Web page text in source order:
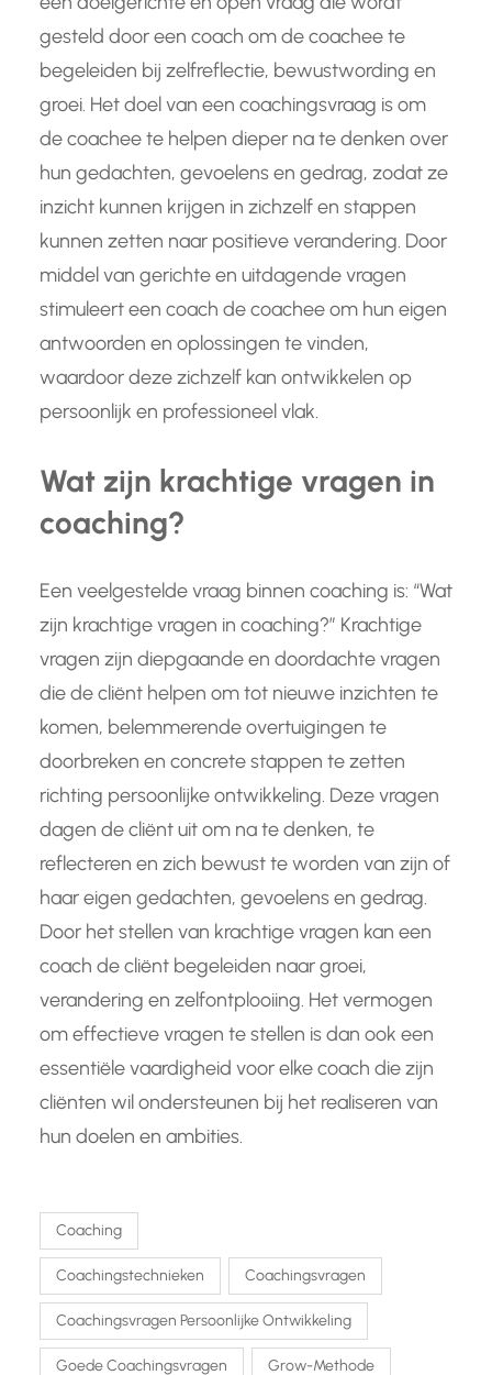
gesteld door een coach om de coachee te
begeleiden bij zelfreflectie, bewustwording en
groei. Het doel van een coachingsvraag is om
de coachee te helpen dieper na te denken over
hun gedachten, gevoelens en gedrag, zodat ze
inzicht kunnen krijgen in zichzelf en stappen
kunnen zetten naar positieve verandering. Door
middel van gerichte en uitdagende vragen
stimuleert een coach de coachee om hun eigen
antwoorden en oplossingen te vinden,
waardoor deze zichzelf kan ontwikkelen op
persoonlijk en professioneel vlak.
Wat zijn krachtige vragen in
coaching?
Een veelgestelde vraag binnen coaching is: “Wat
zijn krachtige vragen in coaching?” Krachtige
vragen zijn diepgaande en doordachte vragen
die de cliënt helpen om tot nieuwe inzichten te
komen, belemmerende overtuigingen te
doorbreken en concrete stappen te zetten
richting persoonlijke ontwikkeling. Deze vragen
dagen de cliënt uit om na te denken, te
reflecteren en zich bewust te worden van zijn of
haar eigen gedachten, gevoelens en gedrag.
Door het stellen van krachtige vragen kan een
coach de cliënt begeleiden naar groei,
verandering en zelfontplooiing. Het vermogen
om effectieve vragen te stellen is dan ook een
essentiële vaardigheid voor elke coach die zijn
cliënten wil ondersteunen bij het realiseren van
hun doelen en ambities.
Coaching
Coachingstechnieken Coachingsvragen
Coachingsvragen Persoonlijke Ontwikkeling
Goede Coachingsvragen Grow-Methode